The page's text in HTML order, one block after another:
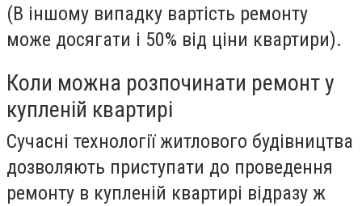
(В іншому випадку вартість ремонту
може досягати і 50% від ціни квартири).
Коли можна розпочинати ремонт у
купленій квартирі
Сучасні технології житлового будівництва
дозволяють приступати до проведення
ремонту в купленій квартирі відразу ж